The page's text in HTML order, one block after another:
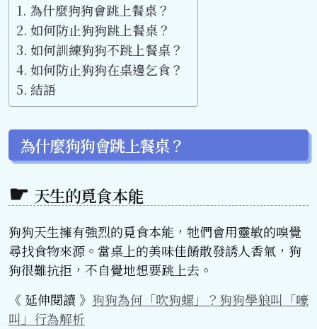
為什麼狗狗會跳上餐桌？
如何防止狗狗跳上餐桌？
如何訓練狗狗不跳上餐桌？
如何防止狗狗在桌邊乞食？
結語
為什麼狗狗會跳上餐桌？
天生的覓食本能
狗狗天生擁有強烈的覓食本能，牠們會用靈敏的嗅覺
尋找食物來源。當桌上的美味佳餚散發誘人香氣，狗
狗很難抗拒，不自覺地想要跳上去。
《 延伸閱讀 》 狗狗為何「吹狗螺」？狗狗學狼叫「嚎
叫」行為解析